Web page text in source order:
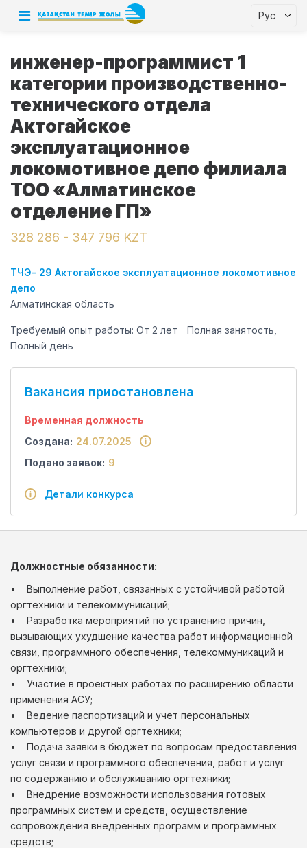
Рус
инженер-программист 1
категории производственно-
технического отдела
Актогайское
эксплуатационное
локомотивное депо филиала
ТОО «Алматинское
отделение ГП»
328 286 - 347 796 KZT
ТЧЭ- 29 Актогайское эксплуатационное локомотивное
депо
Алматинская область
Требуемый опыт работы: От 2 лет
Полная занятость,
Полный день
Вакансия приостановлена
Временная должность
Создана: 24.07.2025
Подано заявок: 9
Детали конкурса
Должностные обязанности:
• Выполнение работ, связанных с устойчивой работой
оргтехники и телекоммуникаций;
• Разработка мероприятий по устранению причин,
вызывающих ухудшение качества работ информационной
связи, программного обеспечения, телекоммуникаций и
оргтехники;
• Участие в проектных работах по расширению области
применения АСУ;
• Ведение паспортизаций и учет персональных
компьютеров и другой оргтехники;
• Подача заявки в бюджет по вопросам предоставления
услуг связи и программного обеспечения, работ и услуг
по содержанию и обслуживанию оргтехники;
• Внедрение возможности использования готовых
программных систем и средств, осуществление
сопровождения внедренных программ и программных
средств;